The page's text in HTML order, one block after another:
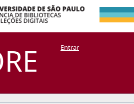
por:
+ CoriscoEntrar